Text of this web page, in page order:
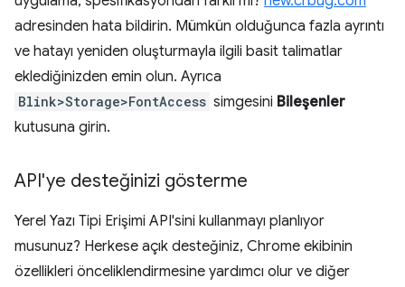
adresinden hata bildirin. Mümkün olduğunca fazla ayrıntı
ve hatayı yeniden oluşturmayla ilgili basit talimatlar
eklediğinizden emin olun. Ayrıca
Blink>Storage>FontAccess simgesini Bileşenler
kutusuna girin.
API'ye desteğinizi gösterme
Yerel Yazı Tipi Erişimi API'sini kullanmayı planlıyor
musunuz? Herkese açık desteğiniz, Chrome ekibinin
özellikleri önceliklendirmesine yardımcı olur ve diğer